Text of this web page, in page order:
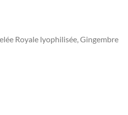
Royale lyophilisée, Gingembre